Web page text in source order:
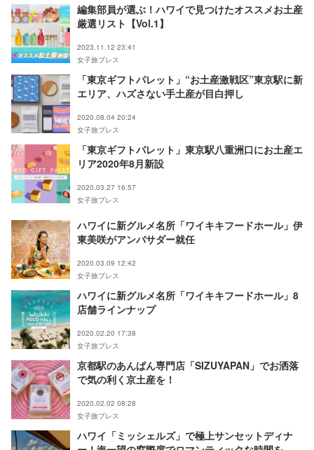
編集部員が選ぶ！ハワイで見つけたオススメお土産
厳選リスト【Vol.1】
2023.11.12 23:41
女子旅プレス
「東京ギフトパレット」“お土産激戦区”東京駅に新
エリア、ハズさない手土産が目白押し
2020.08.04 20:24
女子旅プレス
「東京ギフトパレット」東京駅八重洲口にお土産エ
リア2020年8月新設
2020.03.27 16:57
女子旅プレス
ハワイに新グルメ名所「ワイキキフードホール」伊
東美咲がアンバサダー就任
2020.03.09 12:42
女子旅プレス
ハワイに新グルメ名所「ワイキキフードホール」8
店舗ラインナップ
2020.02.20 17:38
女子旅プレス
京都駅のあんぱん専門店「SIZUYAPAN」でお洒落
で気の利く京土産を！
2020.02.02 08:28
女子旅プレス
ハワイ「ミッシェルズ」で極上サンセットディナ